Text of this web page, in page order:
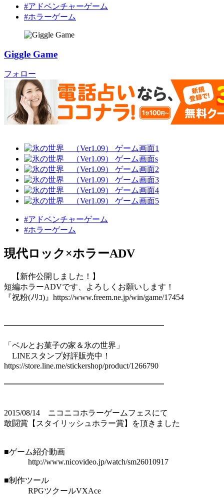
#アドベンチャーゲーム
#ホラーゲーム
Giggle Game
フォロー
#アドベンチャーゲーム
#ホラーゲーム
現代ロック×ホラーADV
【新作公開しました！】
短編ホラーADVです、よろしくお願いします！
『祝粉(ﾉﾘｺ)』https://www.freem.ne.jp/win/game/17454
━━━━━━━━━━━━━━━━━━━━
「ベルとお菓子の家＆氷の世界」
LINEスタンプ好評販売中！
https://store.line.me/stickershop/product/1266790
━━━━━━━━━━━━━━━━━━━━
2015/08/14 ニコニコホラーゲームフェスにて
敢闘賞【スタイリッシュホラー賞】を頂きました
■ゲーム紹介動画
http://www.nicovideo.jp/watch/sm26010917
■制作ツール
RPGツクールVXAce